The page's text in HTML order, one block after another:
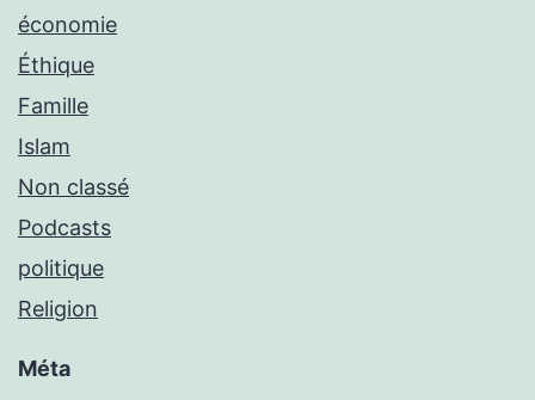
économie
Éthique
Famille
Islam
Non classé
Podcasts
politique
Religion
Méta